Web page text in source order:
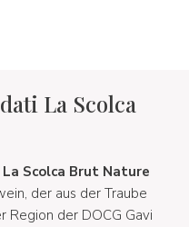
La Scolca
Scolca Brut Nature
der aus der Traube
Region der DOCG Gavi